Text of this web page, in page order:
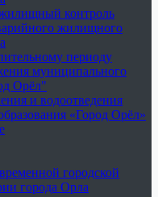
контроль
жилищного
периоду
муниципального
Орёл"
и водоотведения
«Город Орёл»
городской
города Орла